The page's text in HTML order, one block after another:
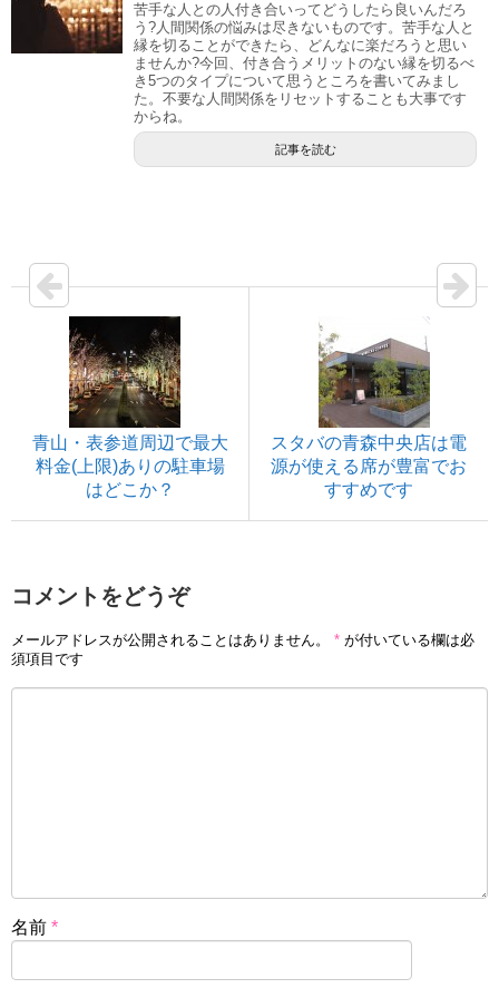
苦手な人との人付き合いってどうしたら良いんだろ
う?人間関係の悩みは尽きないものです。苦手な人と
縁を切ることができたら、どんなに楽だろうと思い
ませんか?今回、付き合うメリットのない縁を切るべ
き5つのタイプについて思うところを書いてみまし
た。不要な人間関係をリセットすることも大事です
からね。
記事を読む
青山・表参道周辺で最大
料金(上限)ありの駐車場
はどこか？
スタバの青森中央店は電
源が使える席が豊富でお
すすめです
コメントをどうぞ
メールアドレスが公開されることはありません。 * が付いている欄は必
須項目です
名前 *